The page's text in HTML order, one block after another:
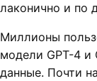
лаконично и по
Миллионы
модели GPT-4 и
данные. Почти